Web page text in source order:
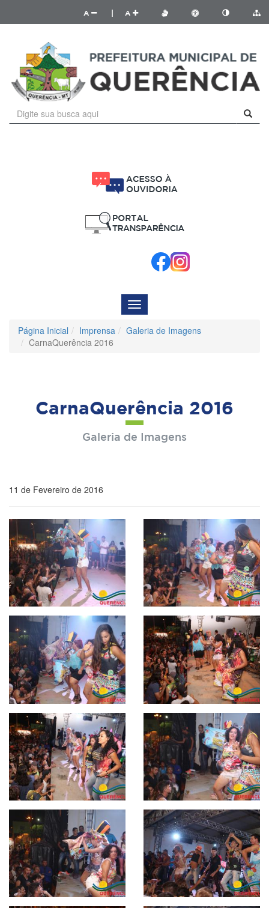
A A
Menu
de
Navegação
Página Inicial Imprensa
Galeria de Imagens
CarnaQuerência 2016
CarnaQuerência 2016
Galeria de Imagens
11 de Fevereiro de 2016